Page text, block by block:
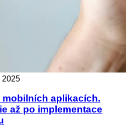
2025
aplikacích.
až po implementace